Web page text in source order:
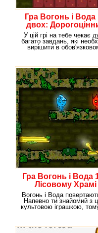
Гра Вогонь і Вода
двох:
скриня
У цій грі на тебе чекає
багато завдань, які
вирішити в
Гра Вогонь і Вода
Лісовому Храмі
Вогонь і Вода
Напевно ти знайомий з
культовою іграшкою,